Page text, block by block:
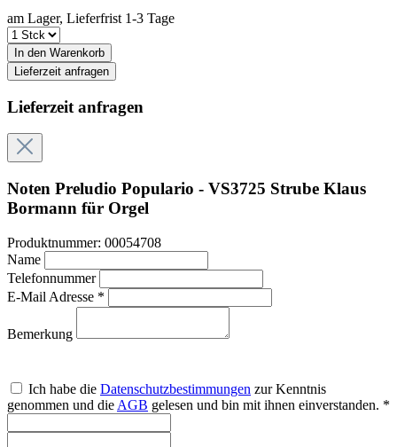
am Lager, Lieferfrist 1-3 Tage
In den Warenkorb
Lieferzeit anfragen
Lieferzeit anfragen
Noten Preludio Populario - VS3725 Strube Klaus
Bormann für Orgel
Produktnummer: 00054708
Name
Telefonnummer
E-Mail Adresse *
Bemerkung
Ich habe die Datenschutzbestimmungen zur Kenntnis
genommen und die AGB gelesen und bin mit ihnen einverstanden. *